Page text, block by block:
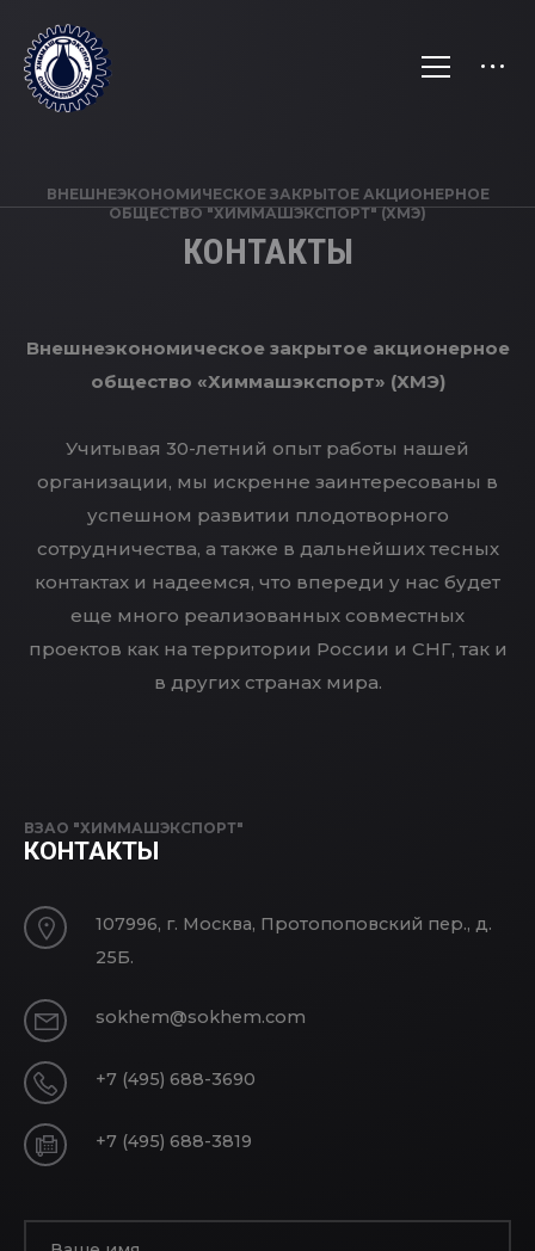
ВНЕШНЕЭКОНОМИЧЕСКОЕ ЗАКРЫТОЕ АКЦИОНЕРНОЕ
ОБЩЕСТВО "ХИММАШЭКСПОРТ" (ХМЭ)
КОНТАКТЫ
Внешнеэкономическое закрытое акционерное
общество «Химмашэкспорт» (ХМЭ)
Учитывая 30-летний опыт работы нашей
организации, мы искренне заинтересованы в
успешном развитии плодотворного
сотрудничества, а также в дальнейших тесных
контактах и надеемся, что впереди у нас будет
еще много реализованных совместных
проектов как на территории России и СНГ, так и
в других странах мира.
ВЗАО "ХИММАШЭКСПОРТ"
КОНТАКТЫ
107996, г. Москва, Протопоповский пер., д.
25Б.
sokhem@sokhem.com
+7 (495) 688-3690
+7 (495) 688-3819